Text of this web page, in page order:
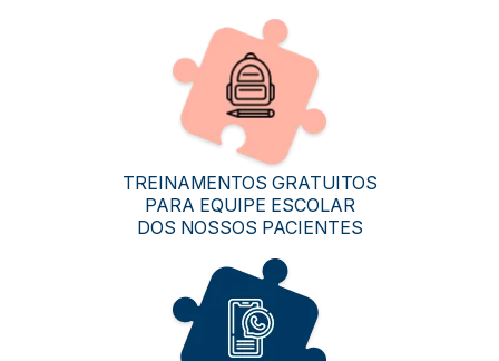
TREINAMENTOS GRATUITOS
PARA EQUIPE ESCOLAR
DOS NOSSOS PACIENTES